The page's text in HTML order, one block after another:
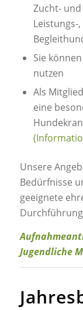
Zucht-
Leistungs-
Sie
nutzen
Als
eine
Unsere
Bedürfnisse
geeignete
Jugendliche